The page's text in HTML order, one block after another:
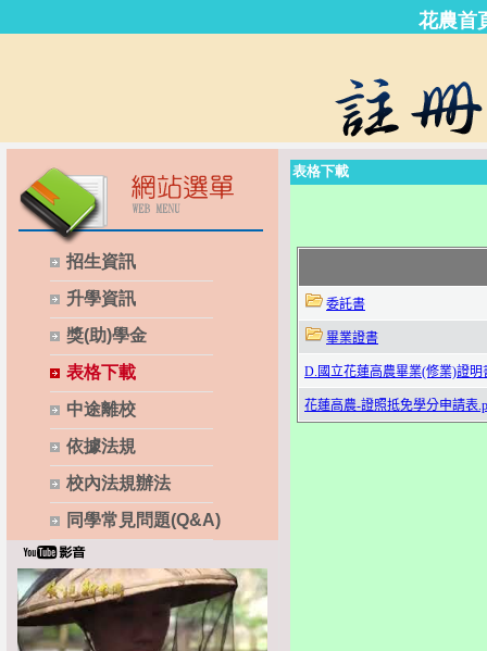
花農首
招生資訊
升學資訊
獎(助)學金
表格下載
中途離校
依據法規
校內法規辦法
同學常見問題(Q&A)
表格下載